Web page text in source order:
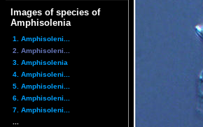
Images of species of
Amphisolenia
1. Amphisoleni...
2. Amphisoleni...
3. Amphisolenia
4. Amphisoleni...
5. Amphisoleni...
6. Amphisoleni...
7. Amphisoleni...